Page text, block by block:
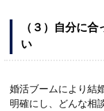
（３）自分に
い
婚活ブームにより結
明確にし、どんな相